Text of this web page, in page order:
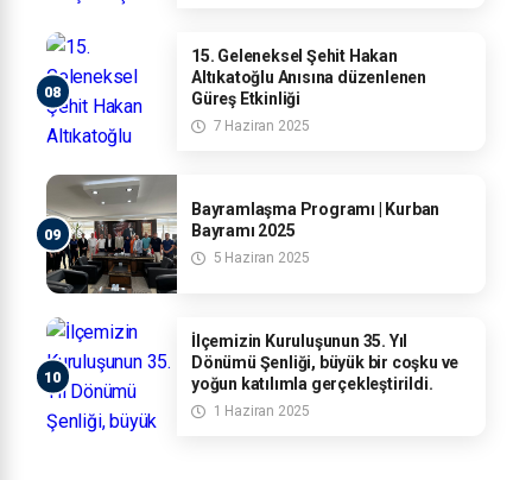
15. Geleneksel Şehit Hakan
Altıkatoğlu Anısına düzenlenen
Güreş Etkinliği
7 Haziran 2025
Bayramlaşma Programı | Kurban
Bayramı 2025
5 Haziran 2025
İlçemizin Kuruluşunun 35. Yıl
Dönümü Şenliği, büyük bir coşku ve
yoğun katılımla gerçekleştirildi.
1 Haziran 2025